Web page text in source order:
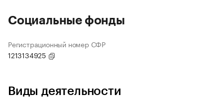
Социальные фонды
Регистрационный номер СФР
1213134925
Виды деятельности